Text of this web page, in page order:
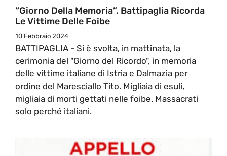
“Giorno Della Memoria”. Battipaglia Ricorda
Le Vittime Delle Foibe
10 Febbraio 2024
BATTIPAGLIA - Si è svolta, in mattinata, la
cerimonia del "Giorno del Ricordo", in memoria
delle vittime italiane di Istria e Dalmazia per
ordine del Maresciallo Tito. Migliaia di esuli,
migliaia di morti gettati nelle foibe. Massacrati
solo perché italiani.